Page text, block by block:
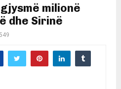
milionë
dhe Sirinë
549